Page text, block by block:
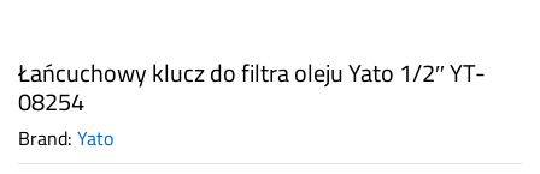
Łańcuchowy klucz do filtra oleju Yato 1/2″ YT-
08254
Brand:Yato